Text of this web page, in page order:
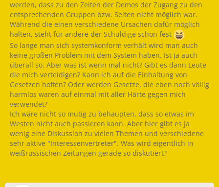
werden, dass zu den Zeiten der Demos der Zugang zu den
entsprechenden Gruppen bzw. Seiten nicht möglich war.
Während die einen verschiedene Ursachen dafür möglich
halten, steht für andere der Schuldige schon fest
So lange man sich systemkonform verhält wird man auch
keine großen Problem mit dem System haben. Ist ja auch
überall so. Aber was ist wenn mal nicht? Gibt es dann Leute
die mich verteidigen? Kann ich auf die Einhaltung von
Gesetzen hoffen? Oder werden Gesetze, die eben noch völlig
harmlos waren auf einmal mit aller Härte gegen mich
verwendet?
Ich wäre nicht so mutig zu behaupten, dass so etwas im
Westen nicht auch passieren kann. Aber hier gibt es ja
wenig eine Diskussion zu vielen Themen und verschiedene
sehr aktive "Interessenvertreter". Was wird eigentlich in
weißrussischen Zeitungen gerade so diskutiert?